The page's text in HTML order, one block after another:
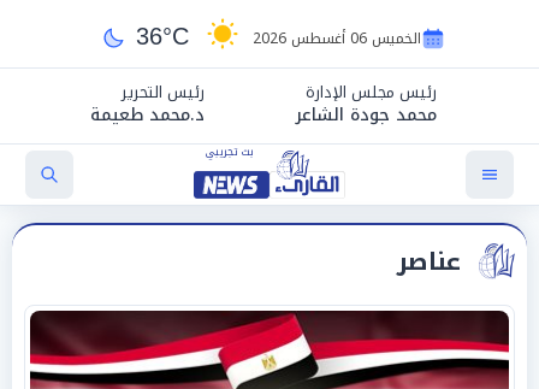
الخميس 06 أغسطس 2026 36°C
رئيس مجلس الإدارة
محمد جودة الشاعر
رئيس التحرير
د.محمد طعيمة
عناصر